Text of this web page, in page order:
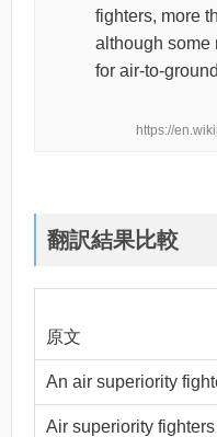
fighters, more
although some
for air-to-
https://
翻訳結果比較
原文
An air superiority
Air superiority